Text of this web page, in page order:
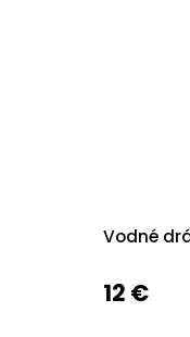
Vodné
12 €